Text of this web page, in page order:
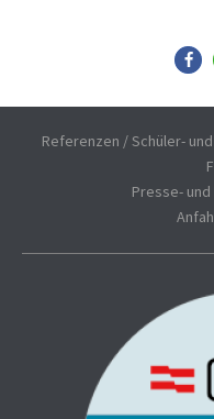
Referenzen / Schüler-
Presse-